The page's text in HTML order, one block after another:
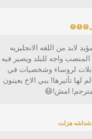
لابد من اللغه الانجليزيه
المنصب واجه للبلد ويصير فيه
لروساء وشخصيات في
لها تأثيرها! يبي الاخ يعينون
امش!😷
هزلت